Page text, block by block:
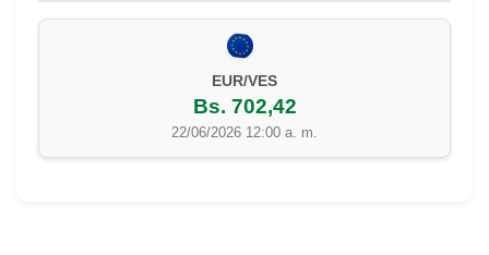
EUR/VES
Bs. 702,42
22/06/2026 12:00 a. m.